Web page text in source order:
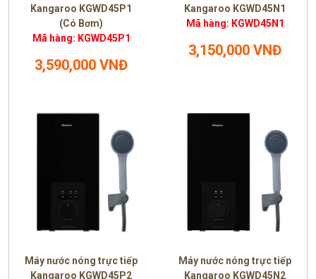
Kangaroo KGWD45P1
(Có Bơm)
Mã hàng: KGWD45P1
3,590,000 VNĐ
Kangaroo KGWD45N1
Mã hàng: KGWD45N1
3,150,000 VNĐ
Máy nước nóng trực tiếp
Kangaroo KGWD45P2
Máy nước nóng trực tiếp
Kangaroo KGWD45N2